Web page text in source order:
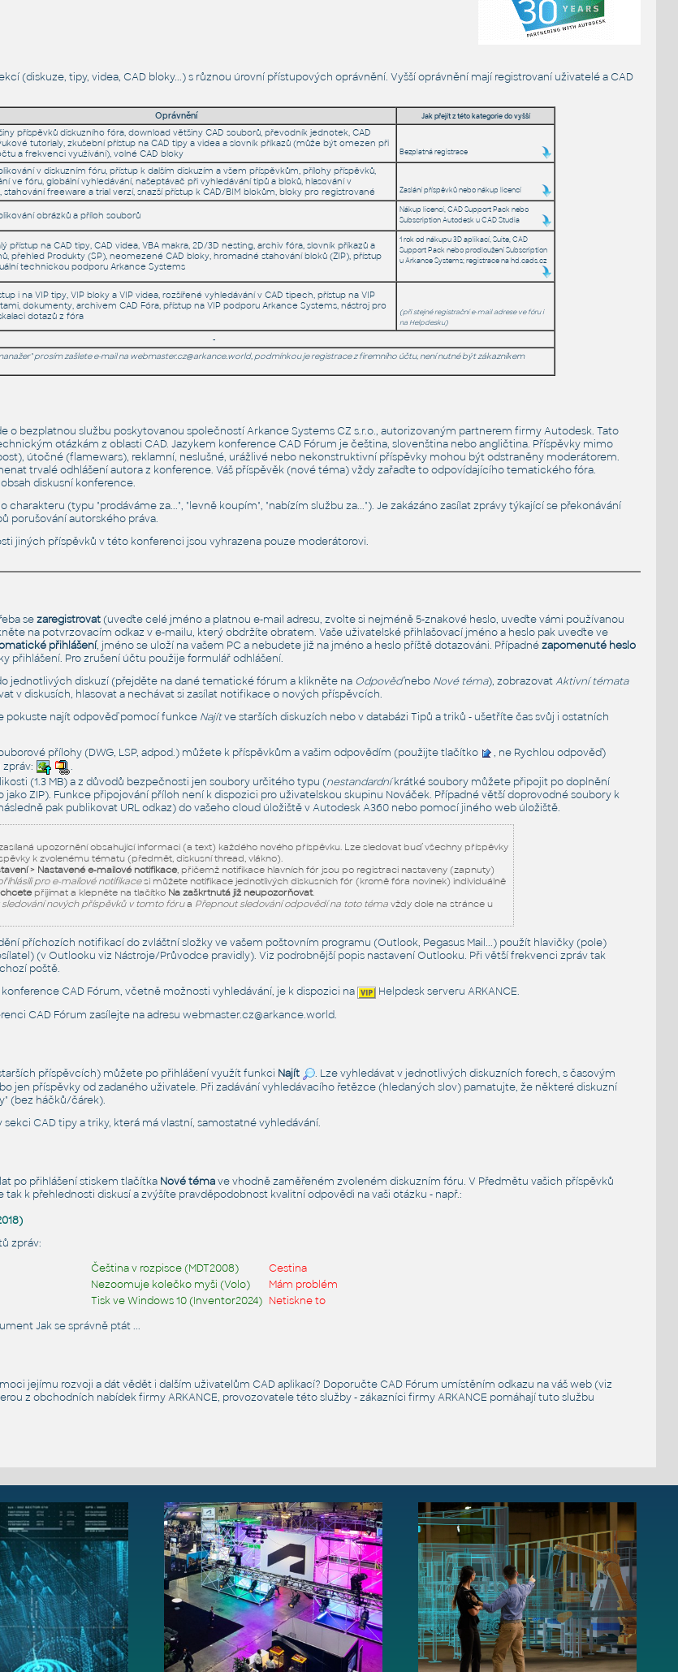
(diskuze, tipy, videa, CAD bloky...) s různou úrovní přístupových oprávnění. Vyšší oprávnění mají registrovaní uživatelé a CAD
Oprávnění Jak přejít z této kategorie do vyšší
příspěvků diskuzního fóra, download většiny CAD souborů, převodník jednotek, CAD
tutorialy, zkušební přístup na CAD tipy a videa a slovník příkazů (může být omezen při
a frekvenci využívání), volné CAD bloky
Bezplatná registrace
v diskuzním fóru, přístup k dalším diskuzím a všem příspěvkům, přílohy příspěvků,
ve fóru, globální vyhledávání, našeptávač při vyhledávání tipů a bloků, hlasování v
stahování freeware a trial verzí, snazší přístup k CAD/BIM blokům, bloky pro registrované
Zaslání příspěvků nebo nákup licencí
obrázků a příloh souborů
Nákup licencí, CAD Support Pack nebo
Subscription Autodesk u CAD Studia
přístup na CAD tipy, CAD videa, VBA makra, 2D/3D nesting, archiv fóra, slovník příkazů a
přehled Produkty (SP), neomezené CAD bloky, hromadné stahování bloků (ZIP), přístup
technickou podporu Arkance Systems
1 rok od nákupu 3D aplikací, Suite, CAD
Support Pack nebo prodloužení Subscription
u Arkance Systems; registrace na hd.cads.cz
i na VIP tipy, VIP bloky a VIP videa, rozšířené vyhledávání v CAD tipech, přístup na VIP
dokumenty, archivem CAD Fóra, přístup na VIP podporu Arkance Systems, nástroj pro
dotazů z fóra
(při stejné registrační e-mail adrese ve fóru i
na Helpdesku)
-
prosím zašlete e-mail na webmaster.cz@arkance.world, podmínkou je registrace z firemního účtu, není nutné být zákazníkem
o bezplatnou službu poskytovanou společností Arkance Systems CZ s.r.o., autorizovaným partnerem firmy Autodesk. Tato
otázkám z oblasti CAD. Jazykem konference CAD Fórum je čeština, slovenština nebo angličtina. Příspěvky mimo
útočné (flamewars), reklamní, neslušné, urážlivé nebo nekonstruktivní příspěvky mohou být odstraněny moderátorem.
trvalé odhlášení autora z konference. Váš příspěvěk (nové téma) vždy zařaďte to odpovídajícího tematického fóra.
diskusní konference.
charakteru (typu "prodáváme za...", "levně koupím", "nabízím službu za..."). Je zakázáno zasílat zprávy týkající se překonávání
porušování autorského práva.
jiných příspěvků v této konferenci jsou vyhrazena pouze moderátorovi.
sezaregistrovat(uveďte celé jméno a platnou e-mail adresu, zvolte si nejméně 5-znakové heslo, uveďte vámi používanou
na potvrzovacím odkaz v e-mailu, který obdržíte obratem. Vaše uživatelské přihlašovací jméno a heslo pak uveďte ve
přihlášení, jméno se uloží na vašem PC a nebudete již na jméno a heslo příště dotazováni. Případnézapomenuté heslo
přihlášení. Pro zrušení účtu použije formulářodhlášení.
jednotlivých diskuzí (přejděte na dané tematické fórum a klikněte na Odpověďnebo Nové téma), zobrazovatAktivní témata
v diskusích, hlasovat a nechávat si zasílat notifikace o nových příspěvcích.
pokuste najít odpověď pomocí funkce Najítve starších diskuzích nebo v databázi Tipů a triků - ušetříte čas svůj i ostatních
přílohy (DWG, LSP, adpod.) můžete k příspěvkům a vašim odpovědím (použijte tlačítko
, ne Rychlou odpověď)
.
(1.3 MB) a z důvodů bezpečnosti jen soubory určitého typu (nestandardníkrátké soubory můžete připojit po doplnění
jako ZIP). Funkce připojování příloh není k dispozici pro uživatelskou skupinu Nováček. Případné větší doprovodné soubory k
pak publikovat URL odkaz) do vašeho cloud úložiště vAutodesk A360nebo pomocí jiného web úložiště.
upozornění obsahující informaci (a text) každého nového příspěvku. Lze sledovat buď všechny příspěvky
k zvolenému tématu (předmět, diskusní thread, vlákno).
> Nastavené e-mailové notifikace, přičemž notifikace hlavních fór jsou po registraci nastaveny (zapnuty)
pro e-mailové notifikacesi můžete notifikace jednotlivých diskusních fór (kromě fóra novinek) individuálně
chcetepřijímat a klepněte na tlačítko Na zaškrtnutá již neupozorňovat.
nových příspěvků v tomto fórua Přepnout sledování odpovědí na toto témavždy dole na stránce u
příchozích notifikací do zvláštní složky ve vašem poštovním programu (Outlook, Pegasus Mail...) použít hlavičky (pole)
(v Outlooku viz Nástroje/Průvodce pravidly). Viz podrobnější popisnastavení Outlooku. Při větší frekvenci zpráv tak
poště.
CAD Fórum, včetně možnosti vyhledávání, je k dispozici na
Helpdesk serveru ARKANCE.
CAD Fórum zasílejte na adresu webmaster.cz@arkance.world.
příspěvcích) můžete po přihlášení využít funkci Najít
. Lze vyhledávat v jednotlivých diskuzních forech, s časovým
jen příspěvky od zadaného uživatele. Při zadávání vyhledávacího řetězce (hledaných slov) pamatujte, že některé diskuzní
(bez háčků/čárek).
sekci CAD tipy a triky, která má vlastní, samostatné vyhledávání.
po přihlášení stiskem tlačítka Nové témave vhodně zaměřeném zvoleném diskuzním fóru. V Předmětu vašich příspěvků
k přehlednosti diskusí a zvýšíte pravděpodobnost kvalitní odpovědi na vaši otázku - např.:
zpráv:
Čeština v rozpisce (MDT2008)
Cestina
Nezoomuje kolečko myši (Volo)
Mám problém
Tisk ve Windows 10 (Inventor2024) Netiskne to
Jak se správně ptát...
jejímu rozvoji a dát vědět i dalším uživatelům CAD aplikací? Doporučte CAD Fórum umístěním odkazu na váš web (viz
z obchodních nabídek firmy ARKANCE, provozovatele této služby - zákazníci firmy ARKANCE pomáhají tuto službu